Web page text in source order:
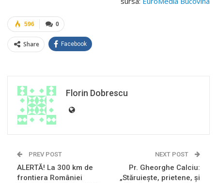
0
596
Share Facebook
Florin Dobrescu
PREV POST
ALERTĂ! La 300 km de
frontiera României
NEXT POST
Pr. Gheorghe Calciu:
„Stăruieşte, prietene, şi